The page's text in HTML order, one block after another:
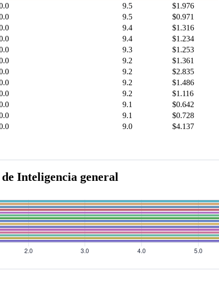
9.5 $1.976
9.5 $0.971
9.4 $1.316
9.4 $1.234
9.3 $1.253
9.2 $1.361
9.2 $2.835
9.2 $1.486
9.2 $1.116
9.1 $0.642
9.1 $0.728
9.0 $4.137
Inteligencia general